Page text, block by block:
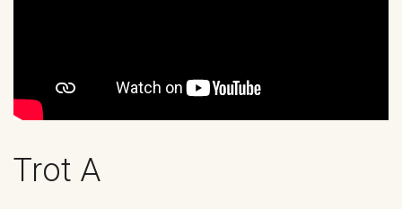
Trot A